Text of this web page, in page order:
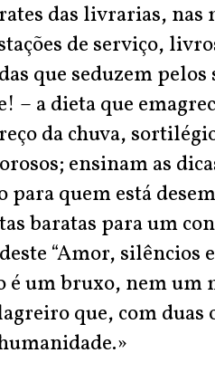
das livrarias, nas
de serviço,
que seduzem
a dieta que
da chuva,
ensinam as
quem está
baratas para um
“Amor, silêncios
um bruxo, nem um
que, com duas